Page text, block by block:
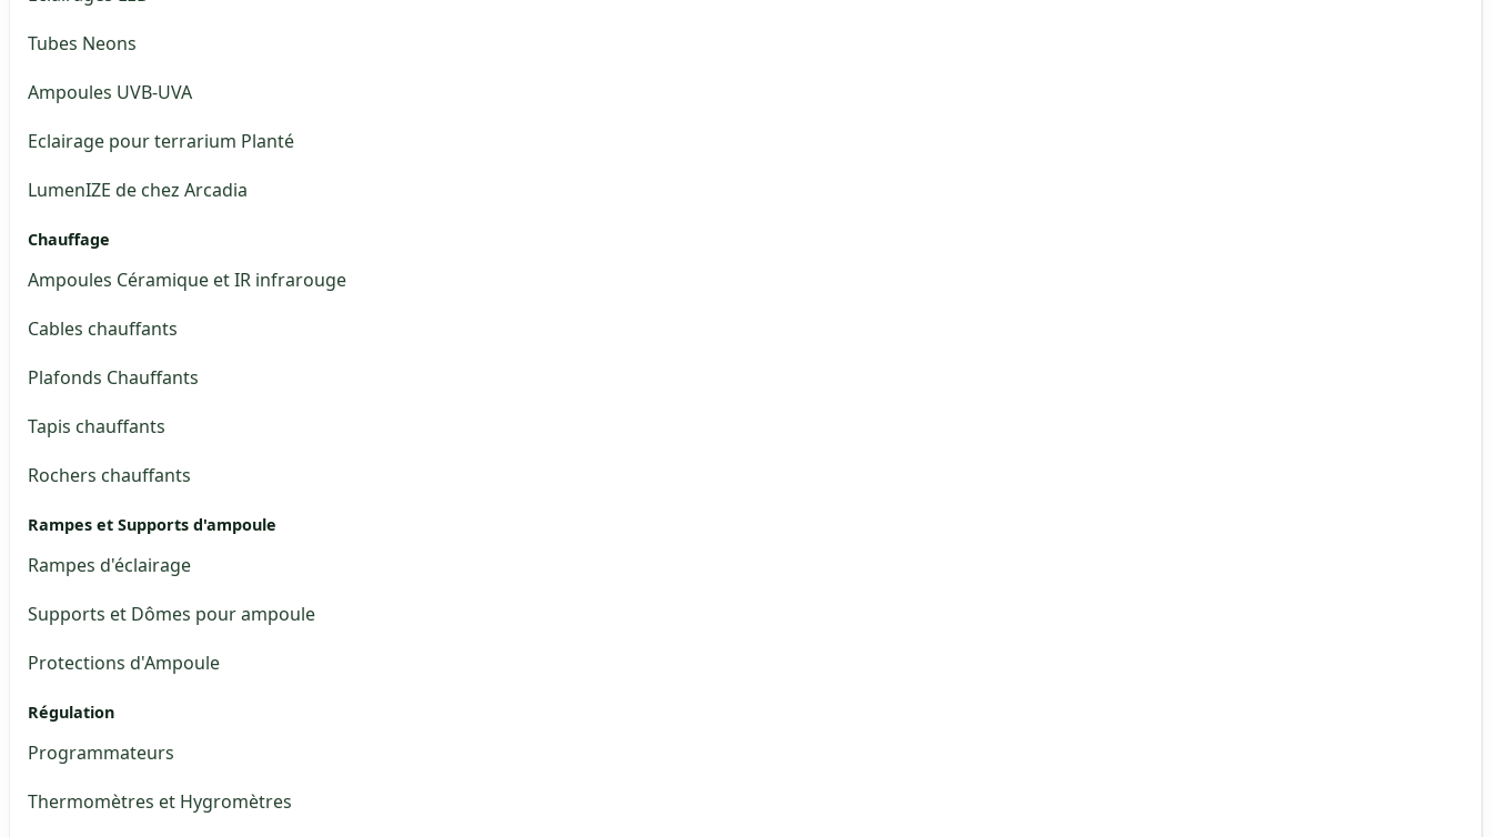
Tubes Neons
Ampoules UVB-UVA
Eclairage pour terrarium Planté
LumenIZE de chez Arcadia
Chauffage
Ampoules Céramique et IR infrarouge
Cables chauffants
Plafonds Chauffants
Tapis chauffants
Rochers chauffants
Rampes et Supports d'ampoule
Rampes d'éclairage
Supports et Dômes pour ampoule
Protections d'Ampoule
Régulation
Programmateurs
Thermomètres et Hygromètres